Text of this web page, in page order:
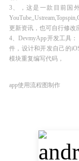
3、，这是一款目前国
更新资讯，也可自行修改
4、DevmyApp开发工具
件，设计和开发自己的
模块重复编写代码，
app使用流程图制作